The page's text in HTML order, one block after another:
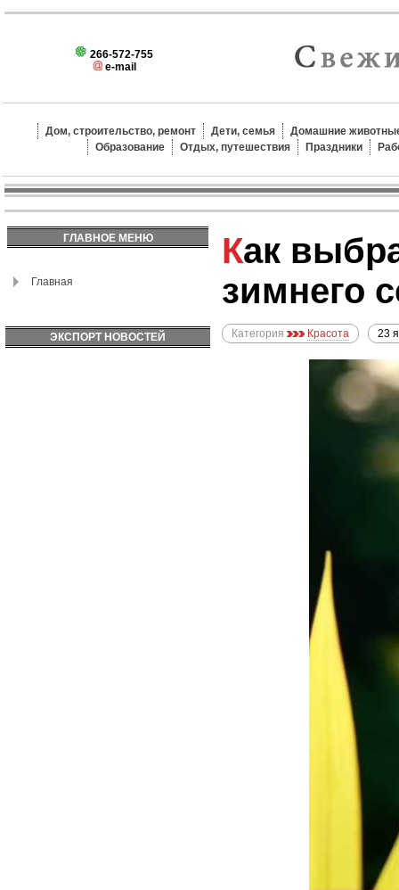
266-572-755
e-mail
Дом, строительство, ремонт Дети, семья
Домашние
Образование
Отдых, путешествия Праздники
ГЛАВНОЕ МЕНЮ
Главная
ЭКСПОРТ НОВОСТЕЙ
Как выбрать идеальную шубу или пальто для
зимнего
Категория Красота 23